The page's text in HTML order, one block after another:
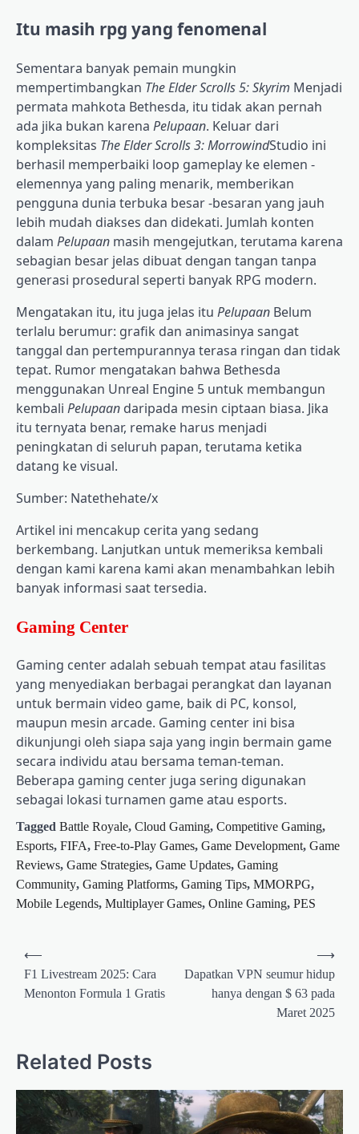
Itu masih rpg yang fenomenal
Sementara banyak pemain mungkin
mempertimbangkan The Elder Scrolls 5: Skyrim Menjadi
permata mahkota Bethesda, itu tidak akan pernah
ada jika bukan karena Pelupaan. Keluar dari
kompleksitas The Elder Scrolls 3: MorrowindStudio ini
berhasil memperbaiki loop gameplay ke elemen -
elemennya yang paling menarik, memberikan
pengguna dunia terbuka besar -besaran yang jauh
lebih mudah diakses dan didekati. Jumlah konten
dalam Pelupaan masih mengejutkan, terutama karena
sebagian besar jelas dibuat dengan tangan tanpa
generasi prosedural seperti banyak RPG modern.
Mengatakan itu, itu juga jelas itu Pelupaan Belum
terlalu berumur: grafik dan animasinya sangat
tanggal dan pertempurannya terasa ringan dan tidak
tepat. Rumor mengatakan bahwa Bethesda
menggunakan Unreal Engine 5 untuk membangun
kembali Pelupaan daripada mesin ciptaan biasa. Jika
itu ternyata benar, remake harus menjadi
peningkatan di seluruh papan, terutama ketika
datang ke visual.
Sumber: Natethehate/x
Artikel ini mencakup cerita yang sedang
berkembang. Lanjutkan untuk memeriksa kembali
dengan kami karena kami akan menambahkan lebih
banyak informasi saat tersedia.
Gaming Center
Gaming center adalah sebuah tempat atau fasilitas
yang menyediakan berbagai perangkat dan layanan
untuk bermain video game, baik di PC, konsol,
maupun mesin arcade. Gaming center ini bisa
dikunjungi oleh siapa saja yang ingin bermain game
secara individu atau bersama teman-teman.
Beberapa gaming center juga sering digunakan
sebagai lokasi turnamen game atau esports.
Tagged Battle Royale, Cloud Gaming, Competitive Gaming,
Esports, FIFA, Free-to-Play Games, Game Development, Game
Reviews, Game Strategies, Game Updates, Gaming
Community, Gaming Platforms, Gaming Tips, MMORPG,
Mobile Legends, Multiplayer Games, Online Gaming, PES
Post
navigation
⟵
F1 Livestream 2025: Cara
Menonton Formula 1 Gratis
Dapatkan VPN seumur hidup
hanya dengan $ 63 pada
Maret 2025
⟶
Related Posts